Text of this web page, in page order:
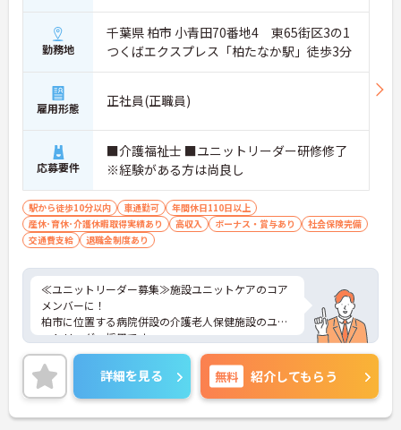
勤務地
千葉県 柏市 小青田70番地4 東65街区3の1
つくばエクスプレス「柏たなか駅」徒歩3分
雇用形態 正社員(正職員)
応募要件
■介護福祉士 ■ユニットリーダー研修修了
※経験がある方は尚良し
駅から徒歩10分以内 車通勤可
年間休日110日以上
産休･育休･介護休暇取得実績あり
高収入 ボーナス・賞与あり
社会保険完備
交通費支給
退職金制度あり
≪ユニットリーダー募集≫施設ユニットケアのコア
メンバーに！
柏市に位置する病院併設の介護老人保健施設のユニ
ットリーダー採用です。
職務手当はじめ充実の役職給で、これまでのご経験
をしっかり反映できる環境。キャリアアップを検討
される方にピッタリの求人です。
また年間休日も110日以上とお休みも多く働きやす
い環境です。
詳細を見る 無料 紹介してもらう